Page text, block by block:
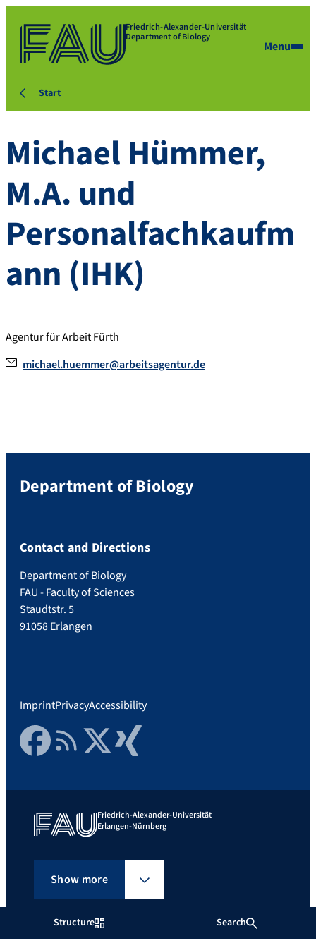
Structure Search
Friedrich-Alexander-Universität
Department of Biology
Menu
Start
Michael Hümmer,
M.A. und
Personalfachkaufm
ann (IHK)
Agentur für Arbeit Fürth
michael.huemmer@arbeitsagentur.de
Department of Biology
Contact and Directions
Department of Biology
FAU - Faculty of Sciences
Staudtstr. 5
91058 Erlangen
ImprintPrivacyAccessibility
FacebookRSS FeedTwitter Xing
Friedrich-Alexander-Universität
Erlangen-Nürnberg
Show more